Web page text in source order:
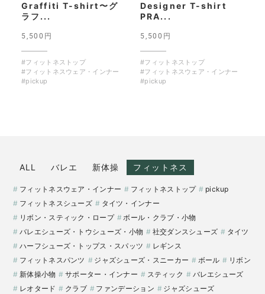
Graffiti T-shirt〜グ
ラフ...
5,500円
#フィットネストップ
#フィットネスウェア・インナー
#pickup
Designer T-shirt
PRA...
5,500円
#フィットネストップ
#フィットネスウェア・インナー
#pickup
ALL バレエ 新体操 フィットネス
フィットネスウェア・インナー フィットネストップ
pickup
フィットネスシューズ
タイツ・インナー
リボン・スティック・ロープ
ボール・クラブ・小物
バレエシューズ・トウシューズ・小物
社交ダンスシューズ
タイツ
ハーフシューズ・トップス・スパッツ
レギンス
フィットネスパンツ
ジャズシューズ・スニーカー ボール
リボン
新体操小物
サポーター・インナー スティック
バレエシューズ
レオタード
クラブ ファンデーション
ジャズシューズ